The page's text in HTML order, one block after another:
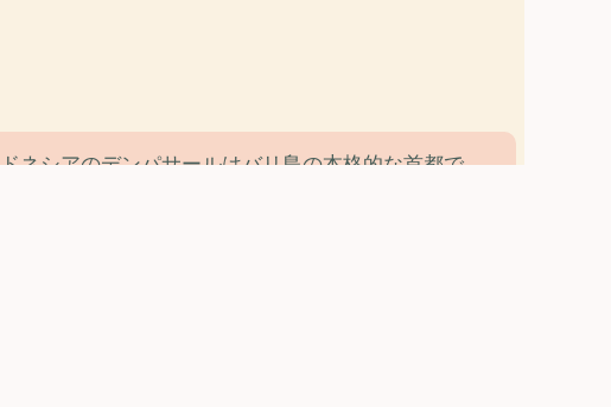
ネシアのデンパサールはバリ島の本格的な首都で、